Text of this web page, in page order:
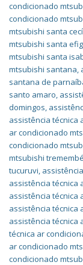
condicionado
condicionado
mtsubishi santa
mtsubishi santa
mtsubishi santa
mtsubishi santana,
santana de
santo amaro,
domingos,
assistência técnica
ar condicionado
condicionado
mtsubishi tremembé
tucuruvi,
assistência técnica
assistência técnica
assistência técnica
assistência técnica
técnica ar
ar condicionado
condicionado